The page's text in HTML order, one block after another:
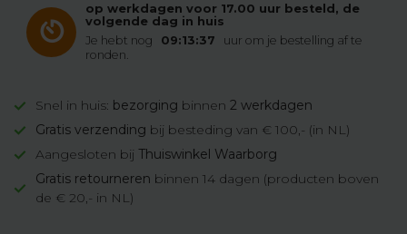
op werkdagen voor 17.00 uur besteld, de
volgende dag in huis
Je hebt nog
09:13:37
uur om je bestelling af te
ronden.
Snel in huis: bezorging binnen 2 werkdagen
Gratis verzending bij besteding van € 100,- (in NL)
Aangesloten bij Thuiswinkel Waarborg
Gratis retourneren binnen 14 dagen (producten boven
de € 20,- in NL)